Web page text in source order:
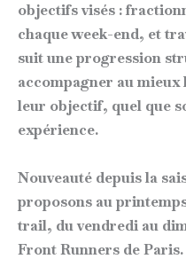
objectifs visés :
chaque week-end, et
suit une progression
accompagner au mieux
leur objectif, quel que
expérience.
Nouveauté depuis la
proposons au
trail, du vendredi au
Front Runners de